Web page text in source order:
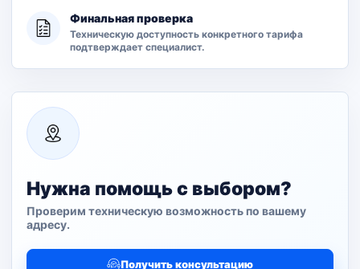
Финальная проверка
Техническую доступность конкретного тарифа
подтверждает специалист.
Нужна помощь с выбором?
Проверим техническую возможность по вашему
адресу.
Получить консультацию